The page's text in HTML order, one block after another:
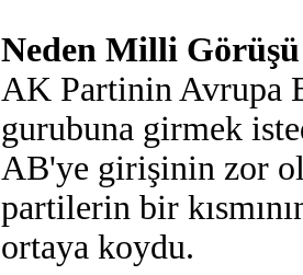
Neden Milli Görüşü
AK Partinin Avrupa
gurubuna girmek
AB'ye girişinin zor
partilerin bir
ortaya koydu.